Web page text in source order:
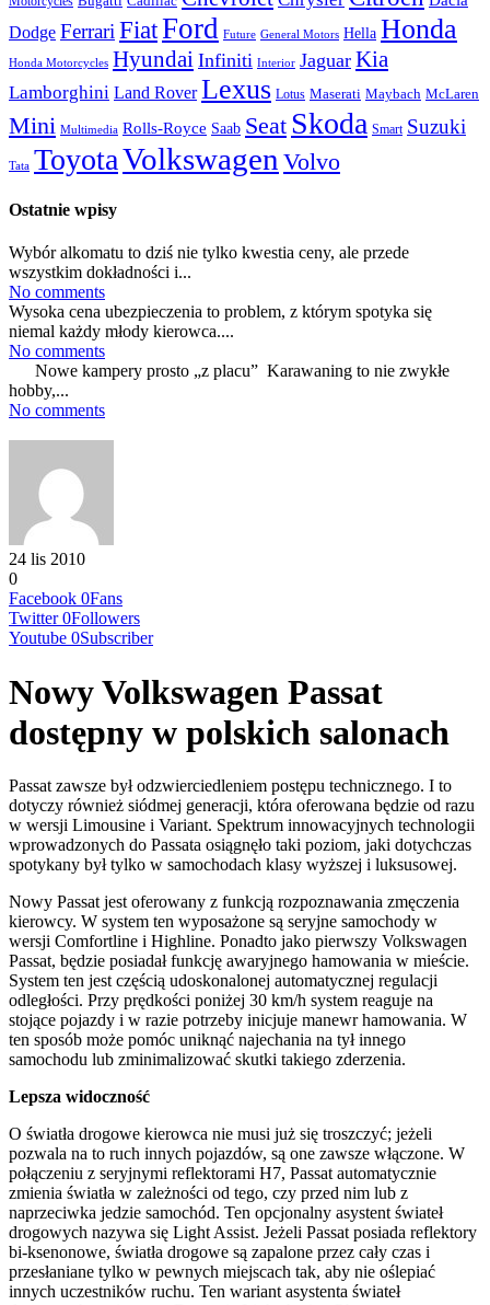
Dodge Ferrari FiatFord Future General Motors Hella Honda
Honda Motorcycles Hyundai Infiniti Interior Jaguar Kia
Lamborghini Land Rover Lexus Lotus Maserati Maybach McLaren
Mini Multimedia Rolls-Royce Saab Seat Skoda Smart Suzuki
Tata ToyotaVolkswagen Volvo
Ostatnie wpisy
Wybór alkomatu to dziś nie tylko kwestia ceny, ale przede
wszystkim dokładności i...
No comments
Wysoka cena ubezpieczenia to problem, z którym spotyka się
niemal każdy młody kierowca....
No comments
Nowe kampery prosto „z placu” Karawaning to nie zwykłe
hobby,...
No comments
24 lis 2010
0
Facebook 0Fans
Twitter 0Followers
Youtube 0Subscriber
Nowy Volkswagen Passat
dostępny w polskich salonach
Passat zawsze był odzwierciedleniem postępu technicznego. I to
dotyczy również siódmej generacji, która oferowana będzie od razu
w wersji Limousine i Variant. Spektrum innowacyjnych technologii
wprowadzonych do Passata osiągnęło taki poziom, jaki dotychczas
spotykany był tylko w samochodach klasy wyższej i luksusowej.
Nowy Passat jest oferowany z funkcją rozpoznawania zmęczenia
kierowcy. W system ten wyposażone są seryjne samochody w
wersji Comfortline i Highline. Ponadto jako pierwszy Volkswagen
Passat, będzie posiadał funkcję awaryjnego hamowania w mieście.
System ten jest częścią udoskonalonej automatycznej regulacji
odległości. Przy prędkości poniżej 30 km/h system reaguje na
stojące pojazdy i w razie potrzeby inicjuje manewr hamowania. W
ten sposób może pomóc uniknąć najechania na tył innego
samochodu lub zminimalizować skutki takiego zderzenia.
Lepsza widoczność
O światła drogowe kierowca nie musi już się troszczyć; jeżeli
pozwala na to ruch innych pojazdów, są one zawsze włączone. W
połączeniu z seryjnymi reflektorami H7, Passat automatycznie
zmienia światła w zależności od tego, czy przed nim lub z
naprzeciwka jedzie samochód. Ten opcjonalny asystent świateł
drogowych nazywa się Light Assist. Jeżeli Passat posiada reflektory
bi-ksenonowe, światła drogowe są zapalone przez cały czas i
przesłaniane tylko w pewnych miejscach tak, aby nie oślepiać
innych uczestników ruchu. Ten wariant asystenta świateł